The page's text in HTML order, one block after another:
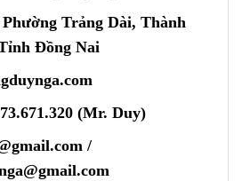
Phường Trảng Dài, Thành
Đồng Nai
(Mr. Duy)
/